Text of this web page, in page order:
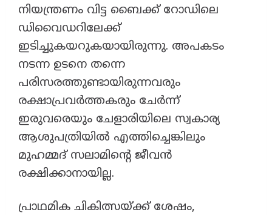
നിയന്ത്രണം വിട്ട ബൈക്ക് റോഡിലെ
ഡിവൈഡറിലേക്ക്
ഇടിച്ചുകയറുകയായിരുന്നു. അപകടം
നടന്ന ഉടനെ തന്നെ
പരിസരത്തുണ്ടായിരുന്നവരും
രക്ഷാപ്രവർത്തകരും ചേർന്ന്
ഇരുവരെയും ചേളാരിയിലെ സ്വകാര്യ
ആശുപത്രിയിൽ എത്തിച്ചെങ്കിലും
മുഹമ്മദ്‌ സലാമിന്റെ ജീവൻ
രക്ഷിക്കാനായില്ല.
​പ്രാഥമിക ചികിത്സയ്ക്ക് ശേഷം,